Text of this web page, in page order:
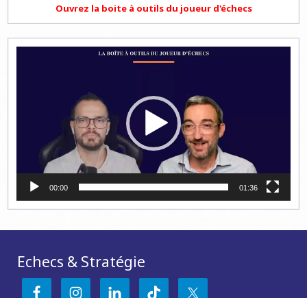
Ouvrez la boite à outils du joueur d'échecs
00:00 01:36
Echecs & Stratégie